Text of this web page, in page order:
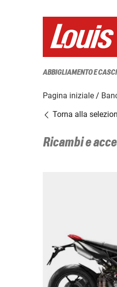
ABBIGLIAMENTO E
Pagina iniziale
Torna alla
Ricambi e